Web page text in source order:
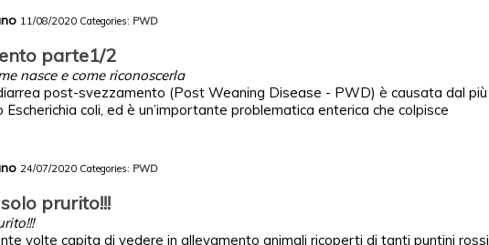
11/08/2020 Categories: PWD
parte1/2
nasce e come riconoscerla
post-svezzamento (Post Weaning Disease - PWD) è causata dal più
coli, ed è un’importante problematica enterica che colpisce
24/07/2020 Categories: PWD
prurito!!!
volte capita di vedere in allevamento animali ricoperti di tanti puntini rossi